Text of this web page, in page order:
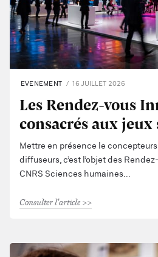
EVENEMENT 16 JUILLET 2026
Les Rendez-vous
consacrés aux
Mettre en présence le
diffuseurs, c’est l’objet des
CNRS Sciences humaines
Consulter l'article